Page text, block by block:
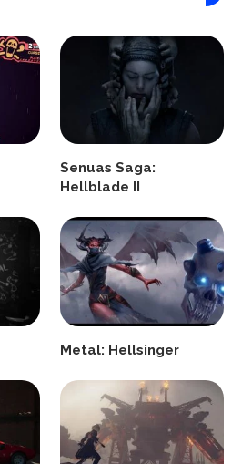
Senuas Saga:
Hellblade II
Metal: Hellsinger